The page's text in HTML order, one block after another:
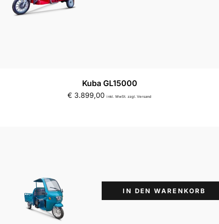
Suchbegriff eingeben & Enter klicken
Kuba GL15000
€ 3.899,00 inkl. MwSt. zzgl. Versand
IN DEN WARENKORB